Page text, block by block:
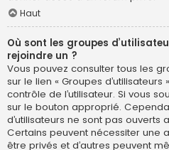
Haut
Où sont les groupes
rejoindre un ?
Vous pouvez consulter tous les
sur le lien « Groupes
contrôle de l’utilisateur. Si vous
sur le bouton approprié.
d’utilisateurs ne sont pas ouverts
Certains peuvent nécessiter une
être privés et d’autres peuvent